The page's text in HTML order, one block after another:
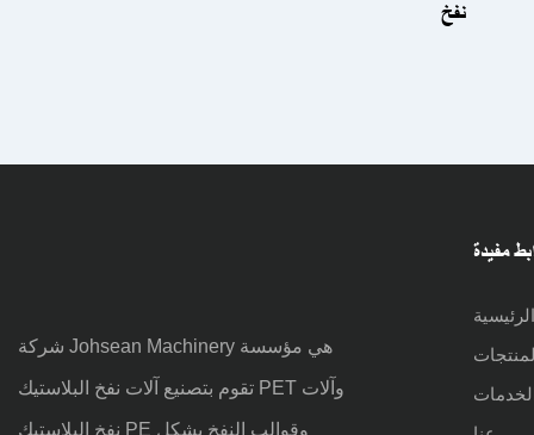
نفخ
شركة Johsean Machinery هي مؤسسة
تقوم بتصنيع آلات نفخ البلاستيك PET وآلات
نفخ البلاستيك PE وقوالب النفخ بشكل
مفيدة